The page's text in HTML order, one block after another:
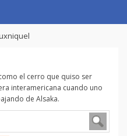
el cerro que quiso ser
interamericana cuando uno
de Alsaka.